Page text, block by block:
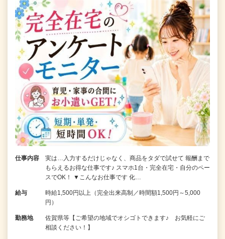
仕事内容
実は…入力するだけじゃなく、商品をタダで試せて 報酬まで
もらえるお得な仕事です♪ スマホ1台・完全在宅・自分のペー
スでOK！ ▼こんなお仕事です 化…
給与
時給1,500円以上（完全出来高制／時間額1,500円～5,000
円）
勤務地
佐賀県等【ご希望の地域でオシゴトできます♪ お気軽にご
相談ください！】